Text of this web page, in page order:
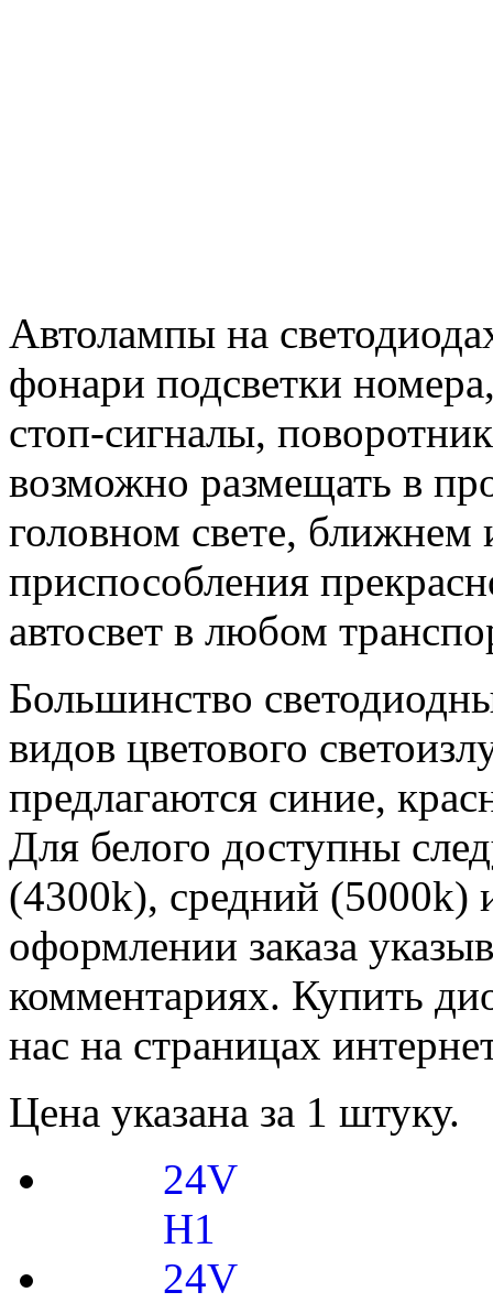
Автолампы на
фонари подсветки
стоп-сигналы,
возможно размещать в
головном свете, ближнем
приспособления
автосвет в любом
Большинство
видов цветового
предлагаются синие,
Для белого доступны
(4300k), средний
оформлении заказа
комментариях. Купить
нас на страницах
Цена указана за 1 штуку.
24V
H1
24V